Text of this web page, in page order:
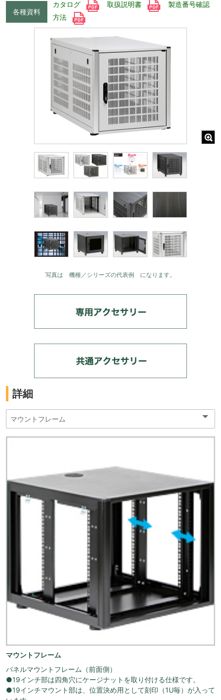
各種資料
カタログ 取扱説明書
製造番号確認
方法
写真は 機種／シリーズの代表例 になります。
詳細
マウントフレーム
パネルマウントフレーム（前面側）
●19インチ部は四角穴にケージナットを取り付ける仕様です。
●19インチマウント部は、位置決め用として刻印（1U毎）が入って